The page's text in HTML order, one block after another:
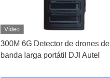
Vídeo
300M 6G Detector de drones de
banda larga portátil DJI Autel